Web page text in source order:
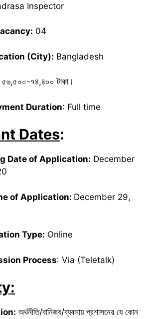
Inspector
04
(City): Bangladesh
৫৬,৫০০-৭৪,৪০০ টাকা।
Duration: Full time
Dates:
Date of Application: December
of Application: December 29,
Type: Online
Process: Via (Teletalk)
অর্থনীতি/বানিজ্য/ব্যবসায় প্রশাসনের যে কোন